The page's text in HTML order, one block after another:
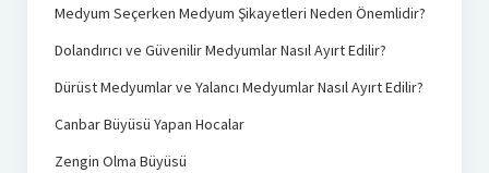
Medyum Seçerken Medyum Şikayetleri Neden Önemlidir?
Dolandırıcı ve Güvenilir Medyumlar Nasıl Ayırt Edilir?
Dürüst Medyumlar ve Yalancı Medyumlar Nasıl Ayırt Edilir?
Canbar Büyüsü Yapan Hocalar
Zengin Olma Büyüsü